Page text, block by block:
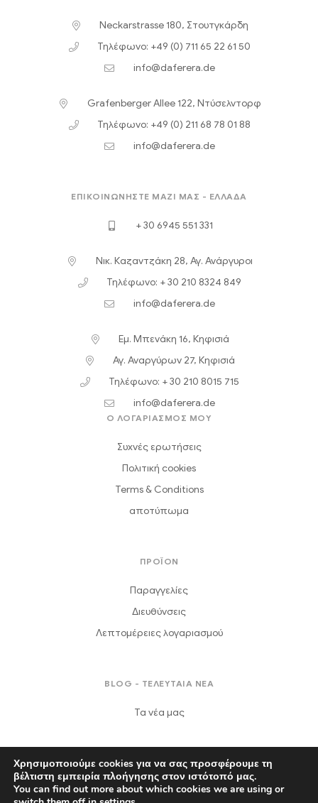
Neckarstrasse 180, Στουτγκάρδη
Τηλέφωνο: +49 (0) 711 65 22 61 50
info@daferera.de
Grafenberger Allee 122, Ντύσελντορφ
Τηλέφωνο: +49 (0) 211 68 78 01 88
info@daferera.de
ΕΠΙΚΟΙΝΩΝΉΣΤΕ ΜΑΖΊ ΜΑΣ - ΕΛΛΆΔΑ
+ 30 6945 551 331
Νικ. Καζαντζάκη 28, Αγ. Ανάργυροι
Τηλέφωνο: + 30 210 8324 849
info@daferera.de
Εμ. Μπενάκη 16, Κηφισιά
Αγ. Αναργύρων 27, Κηφισιά
Τηλέφωνο: + 30 210 8015 715
info@daferera.de
Ο ΛΟΓΑΡΙΑΣΜΟΣ ΜΟΥ
Συχνές ερωτήσεις
Πολιτική cookies
Terms & Conditions
αποτύπωμα
ΠΡΟΪΟΝ
Παραγγελίες
Διευθύνσεις
Λεπτομέρειες λογαριασμού
BLOG - ΤΕΛΕΥΤΑΙΑ ΝΕΑ
Τα νέα μας
Πνευματικά δικαιώματα © 2021Γραφεία Τελετών "Δαφερέρα"
Χρησιμοποιούμε cookies για να σας προσφέρουμε τη
βέλτιστη εμπειρία πλοήγησης στον ιστότοπό μας.
You can find out more about which cookies we are using or